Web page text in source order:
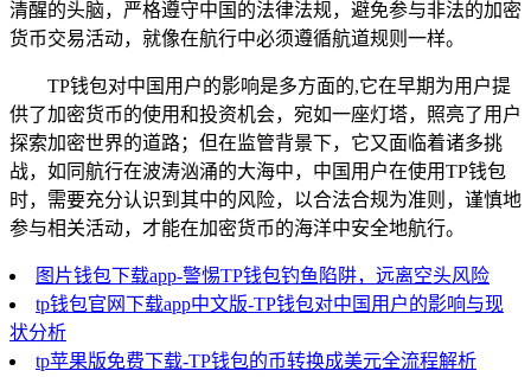
清醒的头脑，严格遵守中国的法律法规，避免参与非法的加密
货币交易活动，就像在航行中必须遵循航道规则一样。
TP钱包对中国用户的影响是多方面的,它在早期为用户提
供了加密货币的使用和投资机会，宛如一座灯塔，照亮了用户
探索加密世界的道路；但在监管背景下，它又面临着诸多挑
战，如同航行在波涛汹涌的大海中，中国用户在使用TP钱包
时，需要充分认识到其中的风险，以合法合规为准则，谨慎地
参与相关活动，才能在加密货币的海洋中安全地航行。
图片钱包下载app-警惕TP钱包钓鱼陷阱，远离空头风险
tp钱包官网下载app中文版-TP钱包对中国用户的影响与现
状分析
tp苹果版免费下载-TP钱包的币转换成美元全流程解析